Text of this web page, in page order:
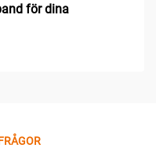
för dina